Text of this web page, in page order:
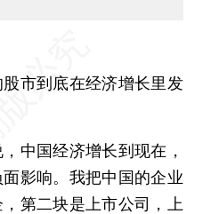
市到底在经济增长里发
国经济增长到现在，
影响。我把中国的企业
第二块是上市公司，上